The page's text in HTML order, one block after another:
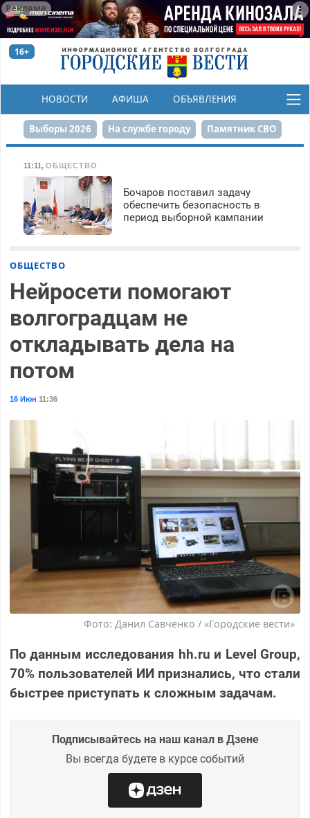
Реклама
16+
НОВОСТИ АФИША ОБЪЯВЛЕНИЯ
КОНКУРСЫ
Выборы 2026 На службе городу Памятник СВО
Набережная День Победы Реконструкция ЦПКиО
80-летие Победы Парк Героев-летчиков
11:11, ОБЩЕСТВО
Бочаров поставил задачу
обеспечить безопасность в
период выборной кампании
ОБЩЕСТВО
Нейросети помогают
волгоградцам не
откладывать дела на
потом
16 Июн 11:36
Фото: Данил Савченко / «Городские вести»
По данным исследования hh.ru и Level Group,
70% пользователей ИИ признались, что стали
быстрее приступать к сложным задачам.
Подписывайтесь на наш канал в Дзене
Вы всегда будете в курсе событий